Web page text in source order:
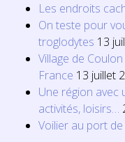
Les endroits
On teste pour
troglodytes 13
Village de
France 13 juillet
Une région avec
activités, loisirs…
Voilier au port